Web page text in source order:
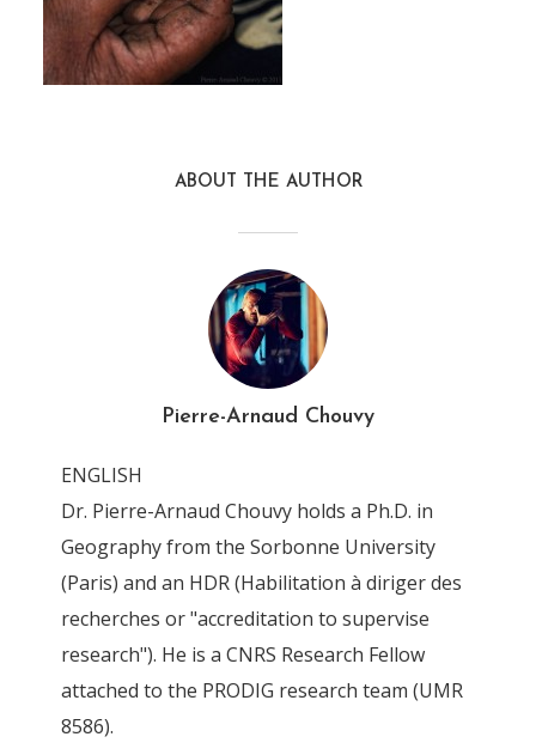
4T6Z0121_DxO
Pierre-Arnaud Chouvy 13 April 2016
ABOUT THE AUTHOR
Pierre-Arnaud Chouvy
ENGLISH
Dr. Pierre-Arnaud Chouvy holds a Ph.D. in
Geography from the Sorbonne University
(Paris) and an HDR (Habilitation à diriger des
recherches or "accreditation to supervise
research"). He is a CNRS Research Fellow
attached to the PRODIG research team (UMR
8586).